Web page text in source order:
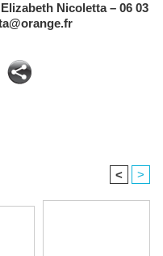
Nicoletta – 06 03
< >